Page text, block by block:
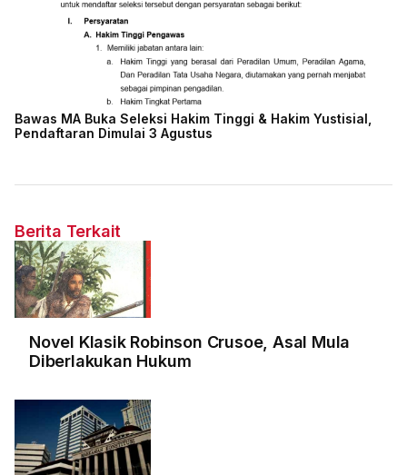
Bawas MA Buka Seleksi Hakim Tinggi & Hakim Yustisial,
Pendaftaran Dimulai 3 Agustus
Berita Terkait
Novel Klasik Robinson Crusoe, Asal Mula
Diberlakukan Hukum